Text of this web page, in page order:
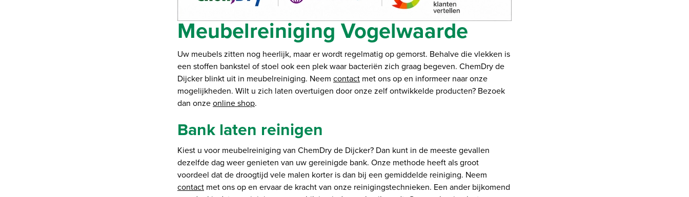
Meubelreiniging Vogelwaarde
Uw meubels zitten nog heerlijk, maar er wordt regelmatig op gemorst. Behalve die vlekken is
een stoffen bankstel of stoel ook een plek waar bacteriën zich graag begeven. ChemDry de
Dijcker blinkt uit in meubelreiniging. Neem contactmet ons op en informeer naar onze
mogelijkheden. Wilt u zich laten overtuigen door onze zelf ontwikkelde producten? Bezoek
dan onze online shop.
Bank laten reinigen
Kiest u voor meubelreiniging van ChemDry de Dijcker? Dan kunt in de meeste gevallen
dezelfde dag weer genieten van uw gereinigde bank. Onze methode heeft als groot
voordeel dat de droogtijd vele malen korter is dan bij een gemiddelde reiniging. Neem
contactmet ons op en ervaar de kracht van onze reinigingstechnieken. Een ander bijkomend